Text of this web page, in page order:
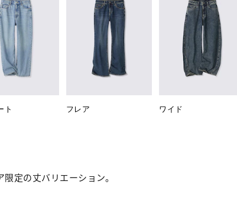
ト フレア ワイド
定の丈バリエーション。